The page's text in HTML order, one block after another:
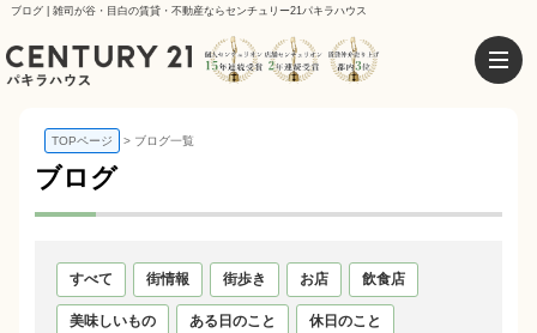
ブログ | 雑司が谷・目白の賃貸・不動産ならセンチュリー21パキラハウス
TOPページ ブログ一覧
ブログ
すべて 街情報 街歩き お店 飲食店
美味しいもの ある日のこと 休日のこと